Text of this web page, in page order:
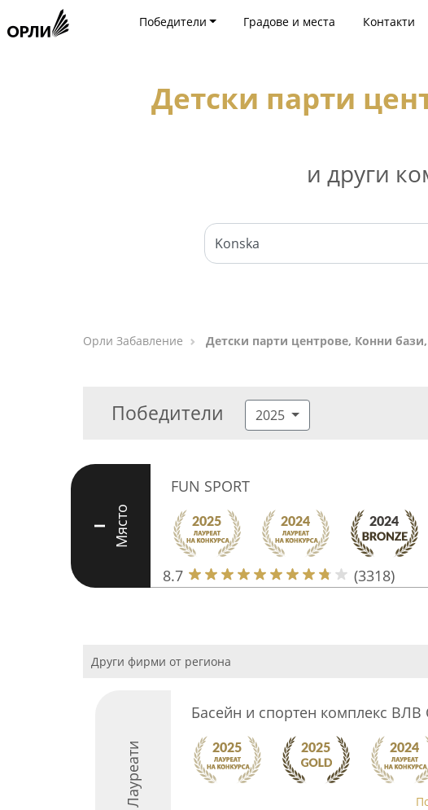
Победители Градове и места Контакти
Детски парти
и други
Орли Забавление Детски парти центрове, Конни
Победители 2025
I Място
FUN SPORT
8.7 (3318)
Други фирми от региона
Лауреати
Басейн и спортен комплекс ВЛВ